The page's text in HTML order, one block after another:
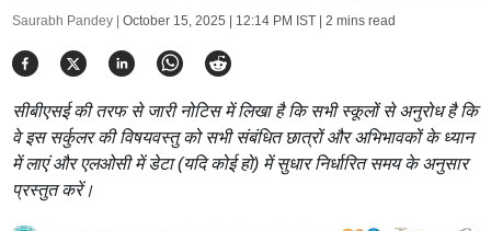
Saurabh Pandey | October 15, 2025 | 12:14 PM IST| 2 mins read
सीबीएसई की तरफ से जारी नोटिस में लिखा है कि सभी स्कूलों से अनुरोध है कि
वे इस सर्कुलर की विषयवस्तु को सभी संबंधित छात्रों और अभिभावकों के ध्यान
में लाएं और एलओसी में डेटा (यदि कोई हो) में सुधार निर्धारित समय के अनुसार
प्रस्तुत करें।